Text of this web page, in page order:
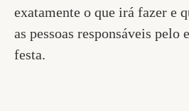
exatamente o que irá fazer e
as pessoas responsáveis pelo
festa.